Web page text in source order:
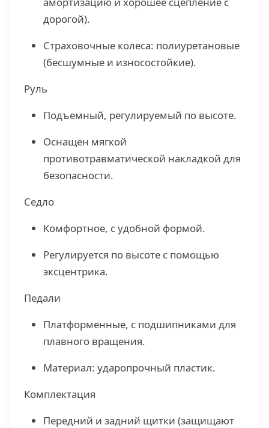
дорогой).
Страховочные колеса: полиуретановые
(бесшумные и износостойкие).
Руль
Подъемный, регулируемый по высоте.
Оснащен мягкой
противотравматической накладкой для
безопасности.
Седло
Комфортное, с удобной формой.
Регулируется по высоте с помощью
эксцентрика.
Педали
Платформенные, с подшипниками для
плавного вращения.
Материал: ударопрочный пластик.
Комплектация
Передний и задний щитки (защищают